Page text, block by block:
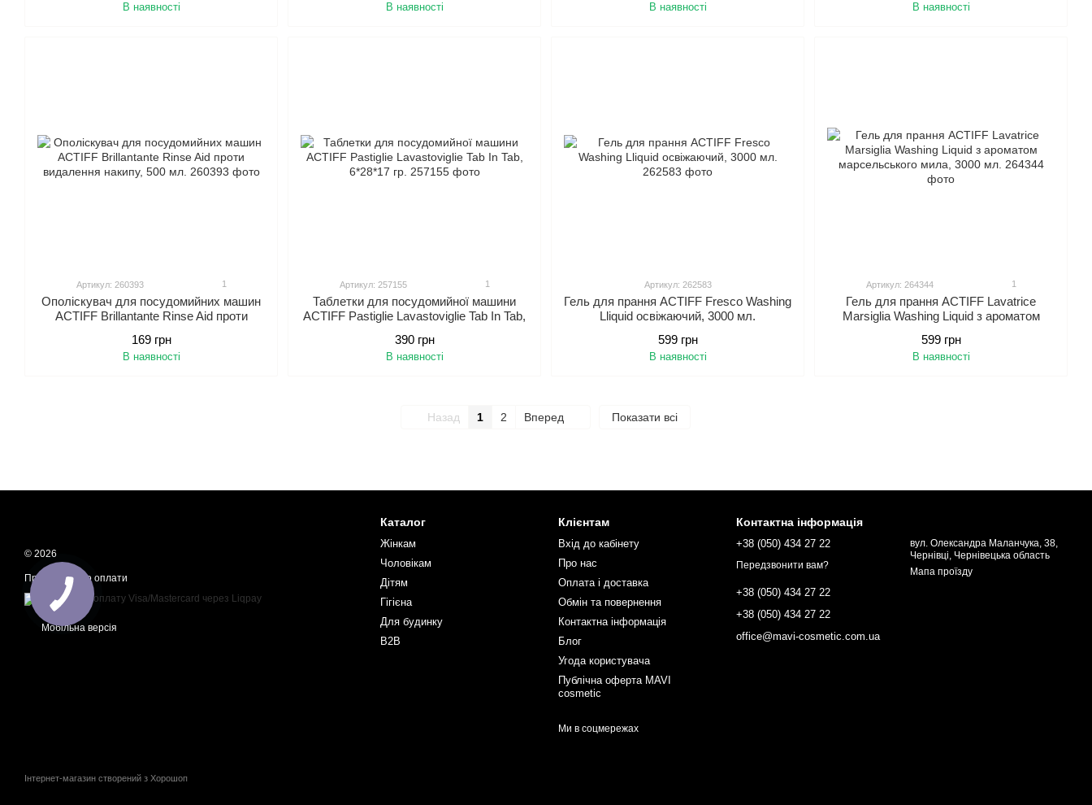
В наявності В наявності В наявності В наявності
Артикул: 260393 1
Ополіскувач для посудомийних машин
ACTIFF Brillantante Rinse Aid проти
169 грн
В наявності
Артикул: 257155 1
Таблетки для посудомийної машини
ACTIFF Pastiglie Lavastoviglie Tab In Tab,
390 грн
В наявності
Артикул: 262583
Гель для прання ACTIFF Fresco Washing
Lliquid освіжаючий, 3000 мл.
599 грн
В наявності
Артикул: 264344 1
Гель для прання ACTIFF Lavatrice
Marsiglia Washing Liquid з ароматом
599 грн
В наявності
Назад 1 2 Вперед Показати всі
© 2026
Приймаємо до оплати
Мобільна версія
Інтернет-магазин створений з Хорошоп
Каталог
Жінкам
Чоловікам
Дітям
Гігієна
Для будинку
B2B
Клієнтам
Вхід до кабінету
Про нас
Оплата і доставка
Обмін та повернення
Контактна інформація
Блог
Угода користувача
Публічна оферта MAVI
cosmetic
Ми в соцмережах
Контактна інформація
+38 (050) 434 27 22
Передзвонити вам?
+38 (050) 434 27 22
+38 (050) 434 27 22
office@mavi-cosmetic.com.ua
вул. Олександра Маланчука, 38,
Чернівці, Чернівецька область
Мапа проїзду